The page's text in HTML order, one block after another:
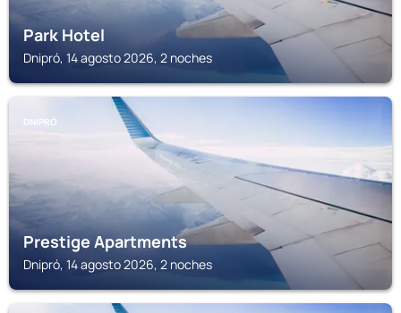
Park Hotel
Dnipró, 14 agosto 2026, 2 noches
DNIPRÓ
Prestige Apartments
Dnipró, 14 agosto 2026, 2 noches